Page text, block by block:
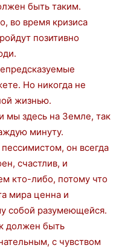
быть таким.
во время кризиса
позитивно
Но никогда не
жизнью.
мы здесь на Земле, так
минуту.
он всегда
счастлив, и
кто-либо, потому что
мира ценна и
собой разумеющейся.
должен быть
с чувством